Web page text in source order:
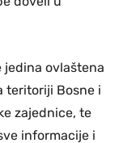
jedina ovlaštena
teritoriji Bosne i
zajednice, te
informacije i